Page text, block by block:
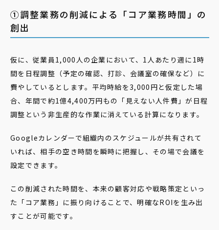
➀調整業務の削減による「コア業務時間」の
創出
仮に、従業員1,000人の企業において、1人あたり週に1時
間を日程調整（予定の確認、打診、会議室の確保など）に
費やしているとします。平均時給を3,000円と仮定した場
合、年間で約1億4,400万円もの「見えない人件費」が日程
調整という非生産的な作業に消えている計算になります。
Googleカレンダーで組織内のスケジュールが共有されて
いれば、相手の空き時間を瞬時に把握し、その場で会議を
設定できます。
この削減された時間を、本来の顧客対応や戦略策定といっ
た「コア業務」に振り向けることで、明確なROIを生み出
すことが可能です。